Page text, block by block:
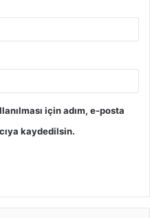
için adım, e-posta
kaydedilsin.